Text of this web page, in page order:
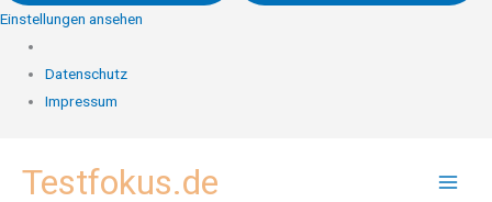
Einstellungen ansehen
Datenschutz
Impressum
InhaltTestfokus.de